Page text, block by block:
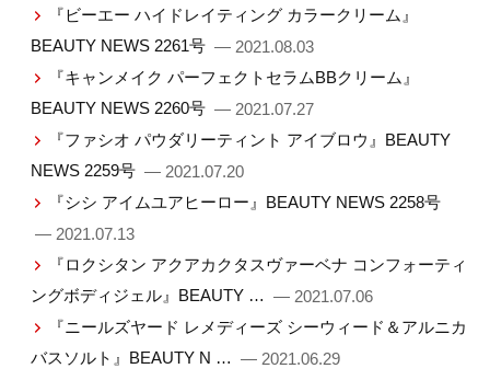
『ビーエー ハイドレイティング カラークリーム』
BEAUTY NEWS 2261号 — 2021.08.03
『キャンメイク パーフェクトセラムBBクリーム』
BEAUTY NEWS 2260号 — 2021.07.27
『ファシオ パウダリーティント アイブロウ』BEAUTY
NEWS 2259号 — 2021.07.20
『シシ アイムユアヒーロー』BEAUTY NEWS 2258号
— 2021.07.13
『ロクシタン アクアカクタスヴァーベナ コンフォーティ
ングボディジェル』BEAUTY … — 2021.07.06
『ニールズヤード レメディーズ シーウィード＆アルニカ
バスソルト』BEAUTY N … — 2021.06.29